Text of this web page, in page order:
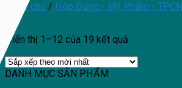
Trang chủ / Hộp Dược - Mỹ Phẩm - TPCN
Lọc
Hiển thị 1–12 của 19 kết quả
DANH MỤC SẢN PHẨM